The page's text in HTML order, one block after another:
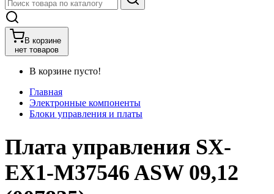
В корзине
нет товаров
В корзине пусто!
Главная
Электронные компоненты
Блоки управления и платы
Плата управления SX-
EX1-M37546 ASW 09,12